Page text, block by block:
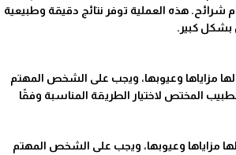
هذه العملية توفر نتائج دقيقة وطبيعية
بشكل كبير.
مزاياها وعيوبها، ويجب على الشخص المهتم
المختص لاختيار الطريقة المناسبة وفقًا
مزاياها وعيوبها، ويجب على الشخص المهتم